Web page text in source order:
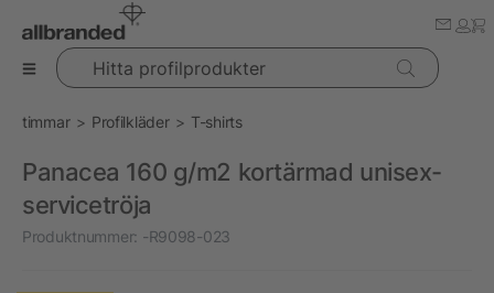
Hitta profilprodukter
timmar Profilkläder T-shirts
Panacea 160 g/m2 kortärmad unisex-
servicetröja
Produktnummer: -R9098-023